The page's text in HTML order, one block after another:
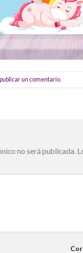
publicar un comentario.
no será publicada.